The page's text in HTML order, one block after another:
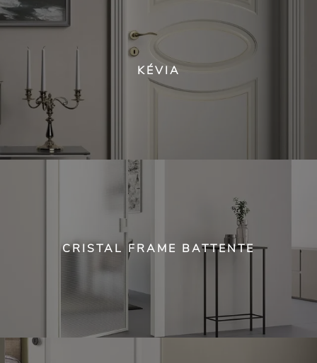
KÉVIA
CRISTAL FRAME BATTENTE